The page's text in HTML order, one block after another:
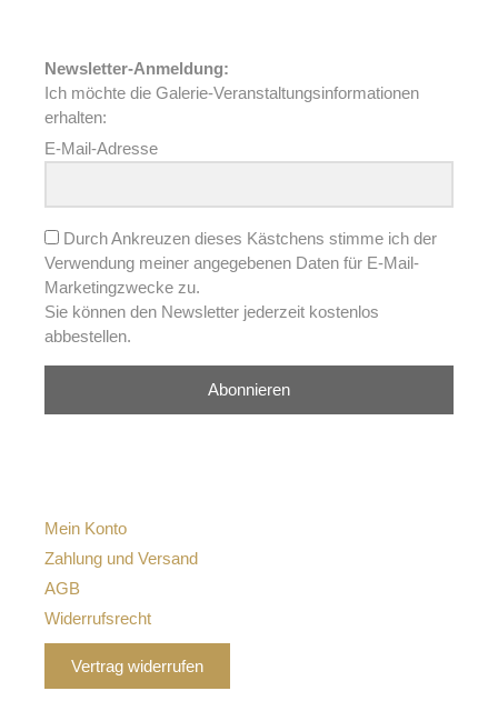
Newsletter-Anmeldung:
Ich möchte die Galerie-Veranstaltungsinformationen
erhalten:
E-Mail-Adresse
Durch Ankreuzen dieses Kästchens stimme ich der
Verwendung meiner angegebenen Daten für E-Mail-
Marketingzwecke zu.
Sie können den Newsletter jederzeit kostenlos
abbestellen.
Abonnieren
Mein Konto
Zahlung und Versand
AGB
Widerrufsrecht
Vertrag widerrufen